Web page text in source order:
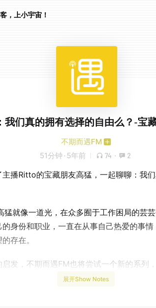
，上小宇宙！
我们真的拥有选择的自由么？-宝
不期而遇FM
51分钟 · 5年前 74 · 2
播Ritto的宝藏朋友高猛，一起聊聊：我
猛就像一道光，在众多囿于工作困局的芸
的身份和职业，一直在从事自己热爱的事
存在。
发，不期而遇FM也将尝试一个新的系列
朋友们来一同分享自己的故事。欢迎收听。
展开Show Notes